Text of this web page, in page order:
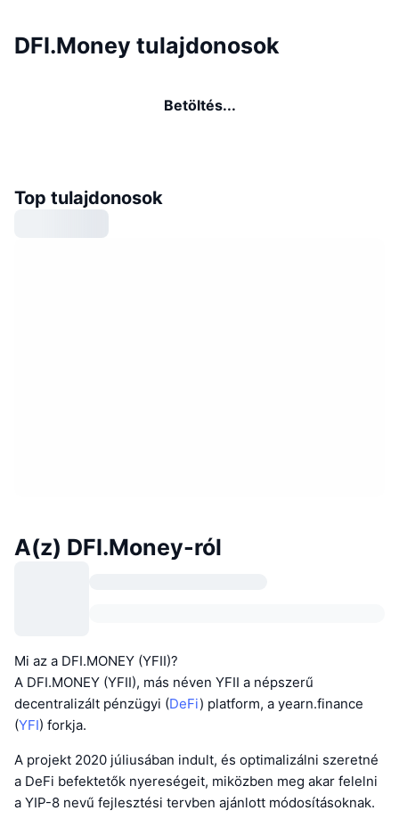
DFI.Money tulajdonosok
Betöltés...
Top tulajdonosok
A(z) DFI.Money-ról
Mi az a DFI.MONEY (YFII)?
A DFI.MONEY (YFII), más néven YFII a népszerű
decentralizált pénzügyi (DeFi) platform, a yearn.finance
(YFI) forkja.
A projekt 2020 júliusában indult, és optimalizálni szeretné
a DeFi befektetők nyereségeit, miközben meg akar felelni
a YIP-8 nevű fejlesztési tervben ajánlott módosításoknak.